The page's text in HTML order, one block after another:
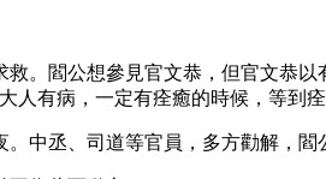
。閻公想參見官文恭，但官文恭
人有病，一定有痊癒的時候，等到
中丞、司道等官員，多方勸解，